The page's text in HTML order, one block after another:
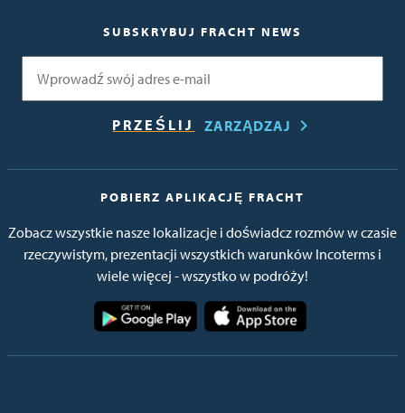
SUBSKRYBUJ FRACHT NEWS
ZARZĄDZAJ
POBIERZ APLIKACJĘ FRACHT
Zobacz wszystkie nasze lokalizacje i doświadcz rozmów w czasie
rzeczywistym, prezentacji wszystkich warunków Incoterms i
wiele więcej - wszystko w podróży!
Obraz
Obraz